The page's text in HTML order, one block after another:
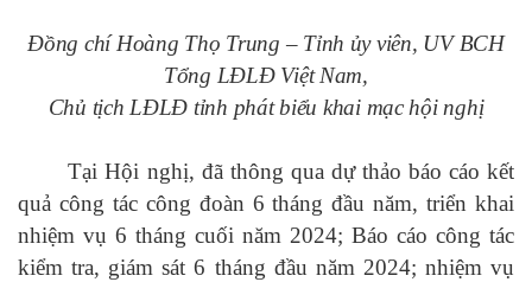
Đồng chí Hoàng Thọ Trung – Tỉnh ủy viên, UV BCH
Tổng LĐLĐ Việt Nam,
Chủ tịch LĐLĐ tỉnh phát biểu khai mạc hội nghị
Tại Hội nghị, đã thông qua dự thảo báo cáo kết
quả công tác công đoàn 6 tháng đầu năm, triển khai
nhiệm vụ 6 tháng cuối năm 2024; Báo cáo công tác
kiểm tra, giám sát 6 tháng đầu năm 2024; nhiệm vụ